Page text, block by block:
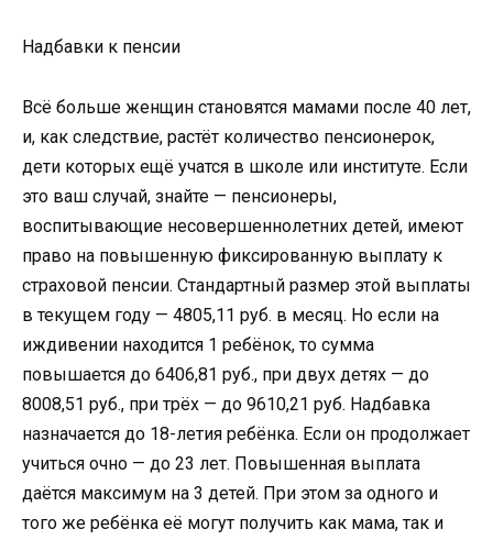
Надбавки к пенсии
Всё больше женщин становятся мамами после 40 лет,
и, как следствие, растёт количество пенсионерок,
дети которых ещё учатся в школе или институте. Если
это ваш случай, знайте — пенсионеры,
воспитывающие несовершеннолетних детей, имеют
право на повышенную фиксированную выплату к
страховой пенсии. Стандартный размер этой выплаты
в текущем году — 4805,11 руб. в месяц. Но если на
иждивении находится 1 ребёнок, то сумма
повышается до 6406,81 руб., при двух детях — до
8008,51 руб., при трёх — до 9610,21 руб. Надбавка
назначается до 18-летия ребёнка. Если он продолжает
учиться очно — до 23 лет. Повышенная выплата
даётся максимум на 3 детей. При этом за одного и
того же ребёнка её могут получить как мама, так и